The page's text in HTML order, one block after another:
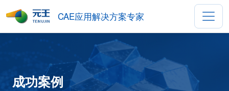
CAE应用解决方案专家
成功案例